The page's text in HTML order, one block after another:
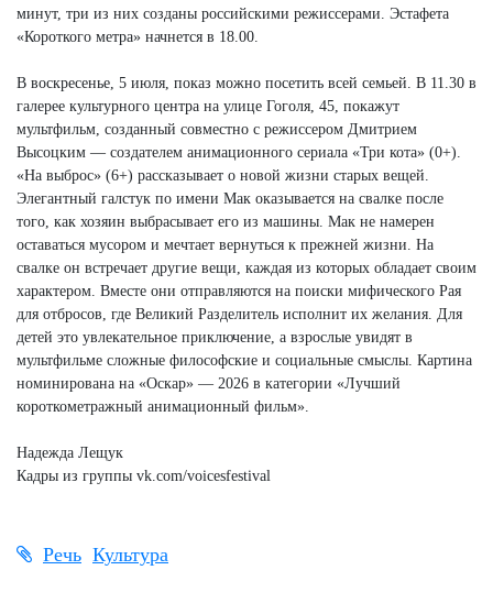
минут, три из них созданы российскими режиссерами. Эстафета
«Короткого метра» начнется в 18.00.
В воскресенье, 5 июля, показ можно посетить всей семьей. В 11.30 в
галерее культурного центра на улице Гоголя, 45, покажут
мультфильм, созданный совместно с режиссером Дмитрием
Высоцким — создателем анимационного сериала «Три кота» (0+).
«На выброс» (6+) рассказывает о новой жизни старых вещей.
Элегантный галстук по имени Мак оказывается на свалке после
того, как хозяин выбрасывает его из машины. Мак не намерен
оставаться мусором и мечтает вернуться к прежней жизни. На
свалке он встречает другие вещи, каждая из которых обладает своим
характером. Вместе они отправляются на поиски мифического Рая
для отбросов, где Великий Разделитель исполнит их желания. Для
детей это увлекательное приключение, а взрослые увидят в
мультфильме сложные философские и социальные смыслы. Картина
номинирована на «Оскар» — 2026 в категории «Лучший
короткометражный анимационный фильм».
Надежда Лещук
Кадры из группы vk.com/voicesfestival
Речь Культура